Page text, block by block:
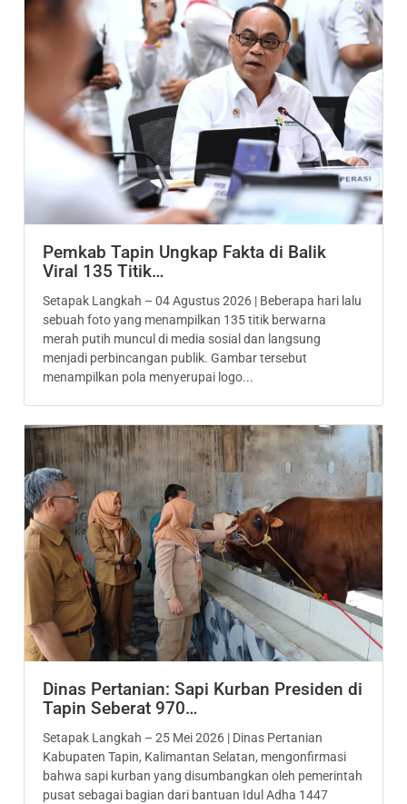
Pemkab Tapin Ungkap Fakta di Balik
Viral 135 Titik…
Setapak Langkah – 04 Agustus 2026 | Beberapa hari lalu
sebuah foto yang menampilkan 135 titik berwarna
merah putih muncul di media sosial dan langsung
menjadi perbincangan publik. Gambar tersebut
menampilkan pola menyerupai logo...
Dinas Pertanian: Sapi Kurban Presiden di
Tapin Seberat 970…
Setapak Langkah – 25 Mei 2026 | Dinas Pertanian
Kabupaten Tapin, Kalimantan Selatan, mengonfirmasi
bahwa sapi kurban yang disumbangkan oleh pemerintah
pusat sebagai bagian dari bantuan Idul Adha 1447